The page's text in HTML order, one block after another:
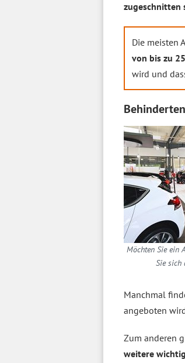
zugeschnitten
Die meisten
von bis zu
wird und
Möchten Sie ein
Sie sich
Manchmal
angeboten
Zum anderen
weitere